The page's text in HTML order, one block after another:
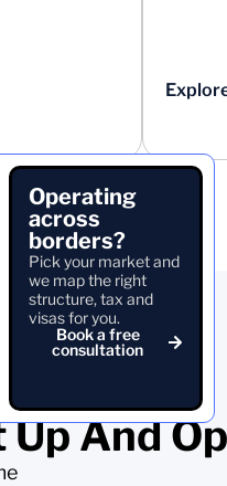
Operating
across
borders?
Pick your market and
we map the right
structure, tax and
visas for you.
Book a free
consultation
And